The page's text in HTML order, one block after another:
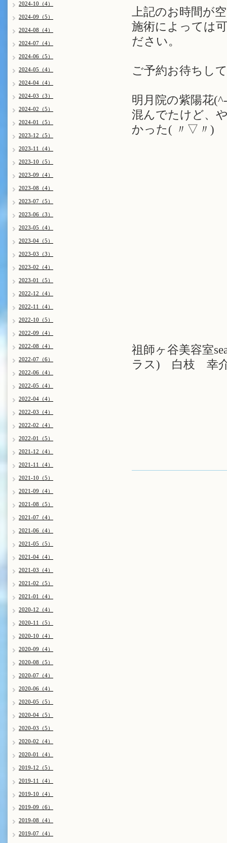
上記のお時間が
施術によっては
ださい。
ご予約お待ちし
明月院の紫陽花
混んでたけど、
かった( 〃▽〃)
祖師ヶ谷美容室
ラス) 白枝 幸
2024-10（4）
2024-09（5）
2024-08（4）
2024-07（4）
2024-06（5）
2024-05（4）
2024-04（4）
2024-03（3）
2024-02（5）
2024-01（5）
2023-12（5）
2023-11（4）
2023-10（5）
2023-09（4）
2023-08（4）
2023-07（5）
2023-06（3）
2023-05（4）
2023-04（5）
2023-03（3）
2023-02（4）
2023-01（5）
2022-12（4）
2022-11（4）
2022-10（5）
2022-09（4）
2022-08（4）
2022-07（6）
2022-06（4）
2022-05（4）
2022-04（4）
2022-03（4）
2022-02（4）
2022-01（5）
2021-12（4）
2021-11（4）
2021-10（5）
2021-09（4）
2021-08（5）
2021-07（4）
2021-06（4）
2021-05（5）
2021-04（4）
2021-03（4）
2021-02（5）
2021-01（4）
2020-12（4）
2020-11（5）
2020-10（4）
2020-09（4）
2020-08（5）
2020-07（4）
2020-06（4）
2020-05（5）
2020-04（5）
2020-03（5）
2020-02（4）
2020-01（4）
2019-12（5）
2019-11（4）
2019-10（4）
2019-09（6）
2019-08（4）
2019-07（4）